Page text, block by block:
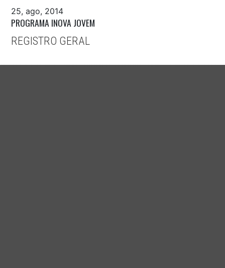
25, ago, 2014
PROGRAMA INOVA JOVEM
REGISTRO GERAL